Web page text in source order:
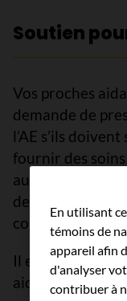
Soutien
Vos proches
demande de
l’AE s’ils
fournir des
aux prestations,
des membres
comme tels.
Il existe 3 types
aidants de l’AE.
En utilisant
témoins de
appareil afin
d'analyser
contribuer à